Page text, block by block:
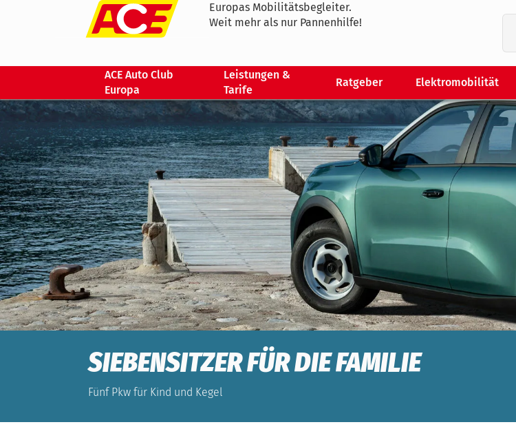
Europas Mobilitätsbegleiter.
Weit mehr als nur Pannenhilfe!
ACE Auto Club
Europa
Leistungen &
Tarife
Ratgeber Elektromobilität
SIEBENSITZER FÜR DIE FAMILIE
Fünf Pkw für Kind und Kegel